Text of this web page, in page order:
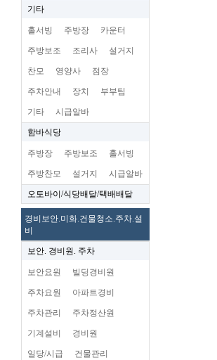
기타
홀서빙 주방장 카운터
주방보조 조리사 설거지
찬모 영양사 점장
주차안내 장치 부부팀
기타 시급알바
함바식당
주방장 주방보조 홀서빙
주방찬모 설거지 시급알바
오토바이/식당배달/택배배달
경비보안.미화.건물청소.주차.설
비
보안. 경비원. 주차
보안요원 빌딩경비원
주차요원 아파트경비
주차관리 주차정산원
기계설비 경비원
일당/시급 건물관리